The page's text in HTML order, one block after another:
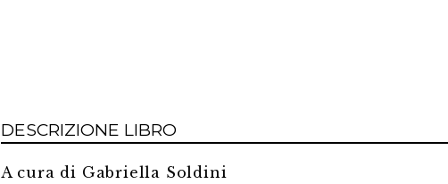
DESCRIZIONE LIBRO
A cura di Gabriella Soldini